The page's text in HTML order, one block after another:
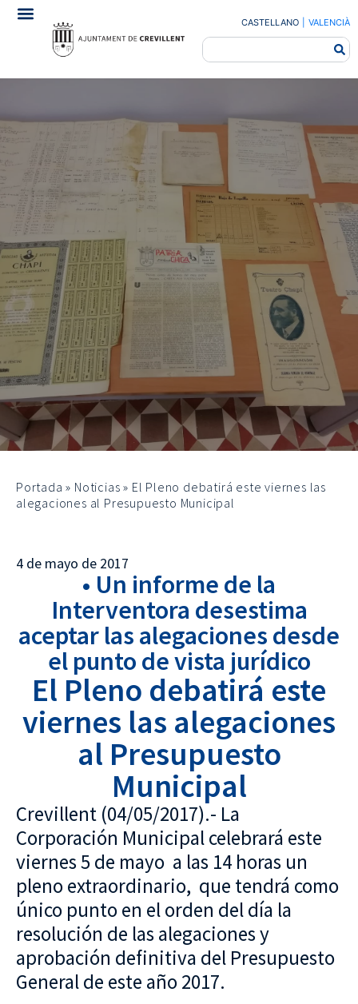
CASTELLANO VALENCIÀ
Portada » Noticias » El Pleno debatirá este viernes las
alegaciones al Presupuesto Municipal
4 de mayo de 2017
• Un informe de la
Interventora desestima
aceptar las alegaciones desde
el punto de vista jurídico
El Pleno debatirá este
viernes las alegaciones
al Presupuesto
Municipal
Crevillent (04/05/2017).- La
Corporación Municipal celebrará este
viernes 5 de mayo a las 14 horas un
pleno extraordinario, que tendrá como
único punto en el orden del día la
resolución de las alegaciones y
aprobación definitiva del Presupuesto
General de este año 2017.